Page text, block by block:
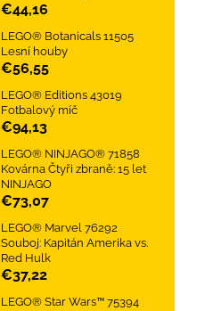
€44,16
LEGO® Botanicals 11505
Lesní houby
€56,55
LEGO® Editions 43019
Fotbalový míč
€94,13
LEGO® NINJAGO® 71858
Kovárna Čtyři zbraně: 15 let
NINJAGO
€73,07
LEGO® Marvel 76292
Souboj: Kapitán Amerika vs.
Red Hulk
€37,22
LEGO® Star Wars™ 75394